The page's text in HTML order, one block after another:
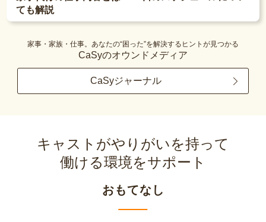
ても解説
家事・家族・仕事。あなたの“困った”を解決するヒントが見つかる
CaSyのオウンドメディア
CaSyジャーナル
キャストがやりがいを持って
働ける環境をサポート
おもてなし